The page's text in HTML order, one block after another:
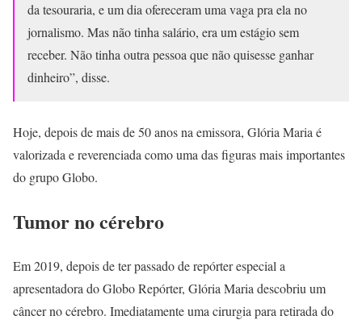
da tesouraria, e um dia ofereceram uma vaga pra ela no
jornalismo. Mas não tinha salário, era um estágio sem
receber. Não tinha outra pessoa que não quisesse ganhar
dinheiro”, disse.
Hoje, depois de mais de 50 anos na emissora, Glória Maria é
valorizada e reverenciada como uma das figuras mais importantes
do grupo Globo.
Tumor no cérebro
Em 2019, depois de ter passado de repórter especial a
apresentadora do Globo Repórter, Glória Maria descobriu um
câncer no cérebro. Imediatamente uma cirurgia para retirada do